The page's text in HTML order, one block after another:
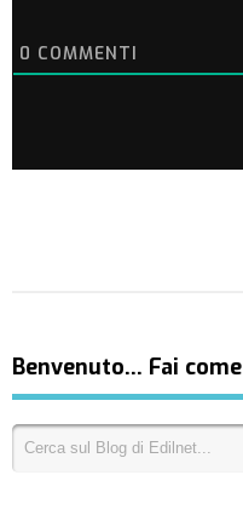
0 COMMENTI
Benvenuto… Fai